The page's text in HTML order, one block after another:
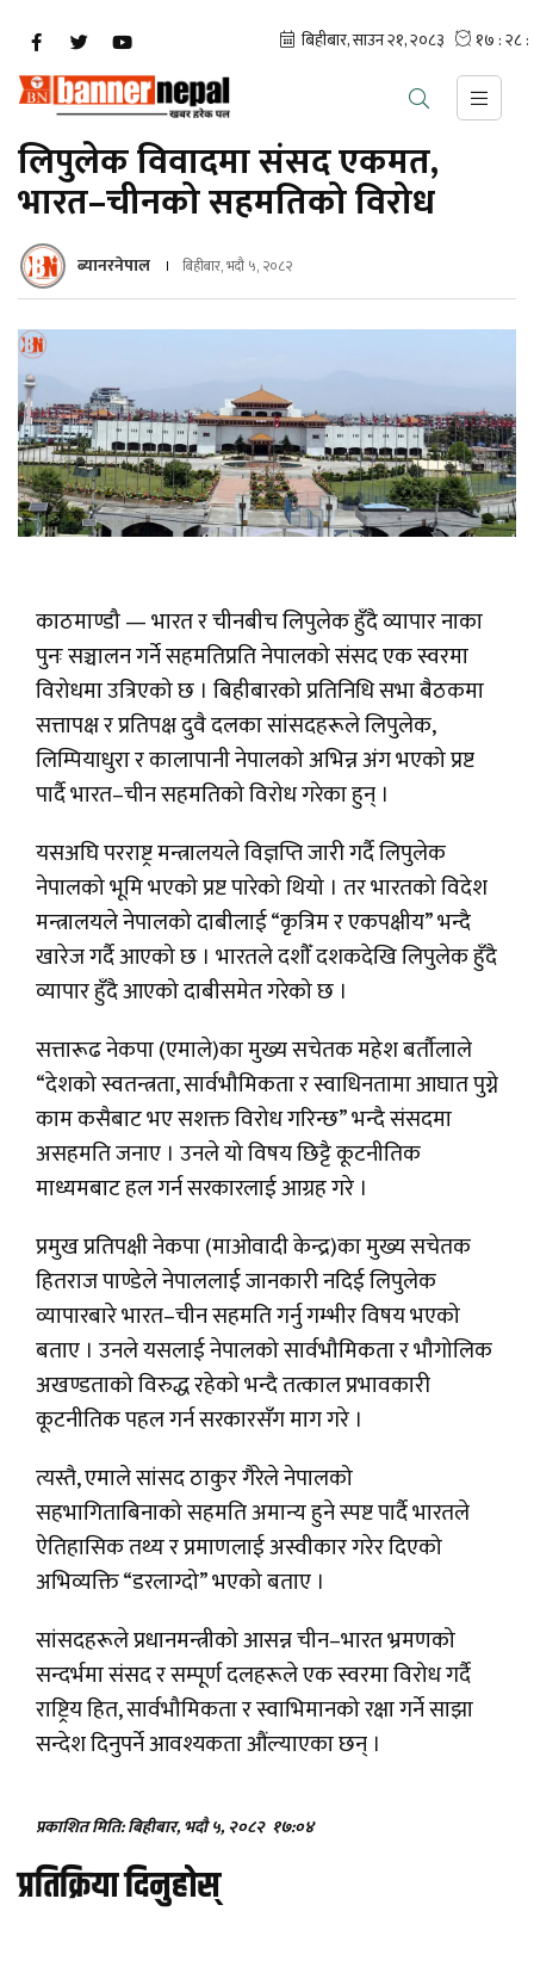
लिपुलेक विवादमा संसद एकमत,
भारत–चीनको सहमतिको विरोध
ब्यानरनेपाल बिहीबार, भदौ ५, २०८२
काठमाण्डौ — भारत र चीनबीच लिपुलेक हुँदै व्यापार नाका
पुनः सञ्चालन गर्ने सहमतिप्रति नेपालको संसद एक स्वरमा
विरोधमा उत्रिएको छ । बिहीबारको प्रतिनिधि सभा बैठकमा
सत्तापक्ष र प्रतिपक्ष दुवै दलका सांसदहरूले लिपुलेक,
लिम्पियाधुरा र कालापानी नेपालको अभिन्न अंग भएको प्रष्ट
पार्दै भारत–चीन सहमतिको विरोध गरेका हुन् ।
यसअघि परराष्ट्र मन्त्रालयले विज्ञप्ति जारी गर्दै लिपुलेक
नेपालको भूमि भएको प्रष्ट पारेको थियो । तर भारतको विदेश
मन्त्रालयले नेपालको दाबीलाई “कृत्रिम र एकपक्षीय” भन्दै
खारेज गर्दै आएको छ । भारतले दशौँ दशकदेखि लिपुलेक हुँदै
व्यापार हुँदै आएको दाबीसमेत गरेको छ ।
सत्तारूढ नेकपा (एमाले)का मुख्य सचेतक महेश बर्तौलाले
“देशको स्वतन्त्रता, सार्वभौमिकता र स्वाधिनतामा आघात पुग्ने
काम कसैबाट भए सशक्त विरोध गरिन्छ” भन्दै संसदमा
असहमति जनाए । उनले यो विषय छिट्टै कूटनीतिक
माध्यमबाट हल गर्न सरकारलाई आग्रह गरे ।
प्रमुख प्रतिपक्षी नेकपा (माओवादी केन्द्र)का मुख्य सचेतक
हितराज पाण्डेले नेपाललाई जानकारी नदिई लिपुलेक
व्यापारबारे भारत–चीन सहमति गर्नु गम्भीर विषय भएको
बताए । उनले यसलाई नेपालको सार्वभौमिकता र भौगोलिक
अखण्डताको विरुद्ध रहेको भन्दै तत्काल प्रभावकारी
कूटनीतिक पहल गर्न सरकारसँग माग गरे ।
त्यस्तै, एमाले सांसद ठाकुर गैरेले नेपालको
सहभागिताबिनाको सहमति अमान्य हुने स्पष्ट पार्दै भारतले
ऐतिहासिक तथ्य र प्रमाणलाई अस्वीकार गरेर दिएको
अभिव्यक्ति “डरलाग्दो” भएको बताए ।
सांसदहरूले प्रधानमन्त्रीको आसन्न चीन–भारत भ्रमणको
सन्दर्भमा संसद र सम्पूर्ण दलहरूले एक स्वरमा विरोध गर्दै
राष्ट्रिय हित, सार्वभौमिकता र स्वाभिमानको रक्षा गर्ने साझा
सन्देश दिनुपर्ने आवश्यकता औंल्याएका छन् ।
प्रकाशित मिति: बिहीबार, भदौ ५, २०८२ १७:०४
प्रतिक्रिया दिनुहोस्